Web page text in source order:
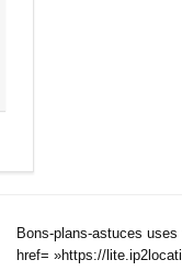
Bons-plans-astuces
href= »https://